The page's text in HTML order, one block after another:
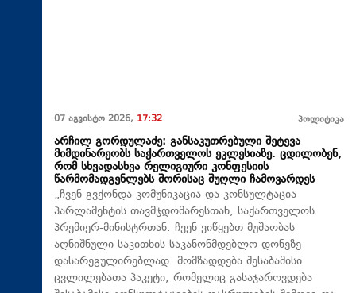
07 აგვისტო 2026, 17:32 პოლიტიკა
არჩილ გორდულაძე: განსაკუთრებული შეტევა
მიმდინარეობს საქართველოს ეკლესიაზე. ცდილობენ,
რომ სხვადასხვა რელიგიური კონფესიის
წარმომადგენლებს შორისაც შუღლი ჩამოვარდეს
„ჩვენ გვქონდა კომუნიკაცია და კონსულტაცია
პარლამენტის თავმჯდომარესთან, საქართველოს
პრემიერ-მინისტრთან. ჩვენ ვიწყებთ მუშაობას
აღნიშნული საკითხის საკანონმდებლო დონეზე
დასარეგულირებლად. მომზადდება შესაბამისი
ცვლილებათა პაკეტი, რომელიც გასაჯაროვდება